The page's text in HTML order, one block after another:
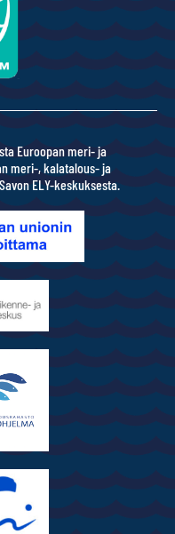
Euroopan meri- ja
meri-, kalatalous- ja
ELY-keskuksesta.